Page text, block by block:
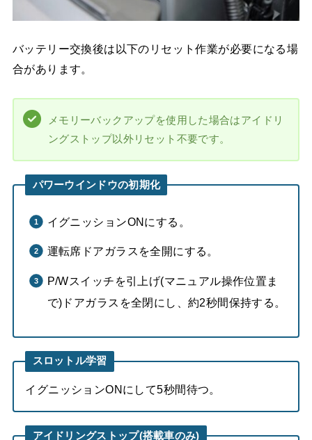
バッテリー交換後は以下のリセット作業が必要になる場
合があります。
メモリーバックアップを使用した場合はアイドリ
ングストップ以外リセット不要です。
パワーウインドウの初期化
イグニッションONにする。
運転席ドアガラスを全開にする。
P/Wスイッチを引上げ(マニュアル操作位置ま
で)ドアガラスを全閉にし、約2秒間保持する。
スロットル学習
イグニッションONにして5秒間待つ。
アイドリングストップ(搭載車のみ)